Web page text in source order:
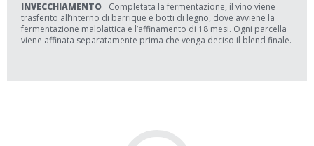
INVECCHIAMENTO
Completata la fermentazione, il vino viene
trasferito all’interno di barrique e botti di legno, dove avviene la
fermentazione malolattica e l’affinamento di 18 mesi. Ogni parcella
viene affinata separatamente prima che venga deciso il blend finale.